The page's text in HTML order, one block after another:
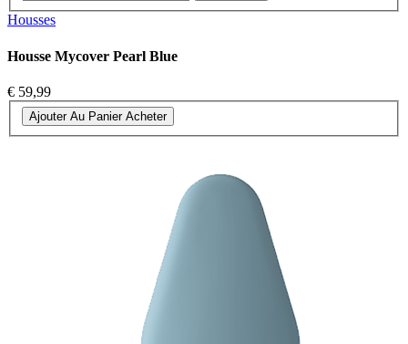
Housses
Housse Mycover Pearl Blue
€ 59,99
Ajouter Au Panier Acheter